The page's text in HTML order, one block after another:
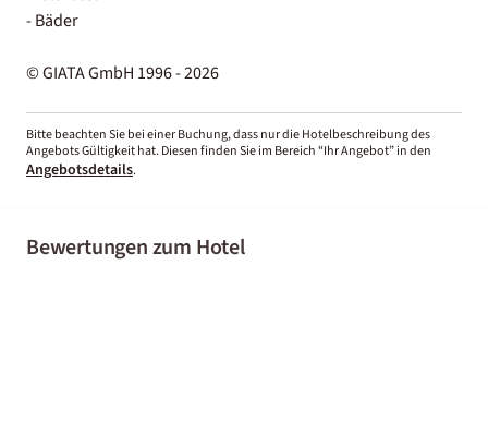
- Bäder
© GIATA GmbH 1996 - 2026
Bitte beachten Sie bei einer Buchung, dass nur die Hotelbeschreibung des
Angebots Gültigkeit hat. Diesen finden Sie im Bereich “Ihr Angebot” in den
Angebotsdetails.
Bewertungen zum Hotel